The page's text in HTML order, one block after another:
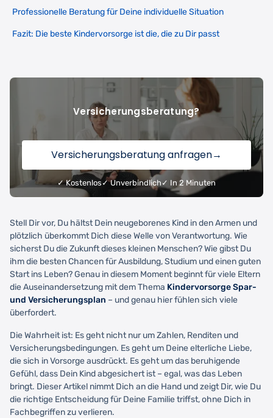
Professionelle Beratung für Deine individuelle Situation
Fazit: Die beste Kindervorsorge ist die, die zu Dir passt
Versicherungsberatung?
Versicherungsberatung anfragen→
✓ Kostenlos ✓ Unverbindlich ✓ In 2 Minuten
Stell Dir vor, Du hältst Dein neugeborenes Kind in den Armen und
plötzlich überkommt Dich diese Welle von Verantwortung. Wie
sicherst Du die Zukunft dieses kleinen Menschen? Wie gibst Du
ihm die besten Chancen für Ausbildung, Studium und einen guten
Start ins Leben? Genau in diesem Moment beginnt für viele Eltern
die Auseinandersetzung mit dem Thema Kindervorsorge Spar-
und Versicherungsplan – und genau hier fühlen sich viele
überfordert.
Die Wahrheit ist: Es geht nicht nur um Zahlen, Renditen und
Versicherungsbedingungen. Es geht um Deine elterliche Liebe,
die sich in Vorsorge ausdrückt. Es geht um das beruhigende
Gefühl, dass Dein Kind abgesichert ist – egal, was das Leben
bringt. Dieser Artikel nimmt Dich an die Hand und zeigt Dir, wie Du
die richtige Entscheidung für Deine Familie triffst, ohne Dich in
Fachbegriffen zu verlieren.